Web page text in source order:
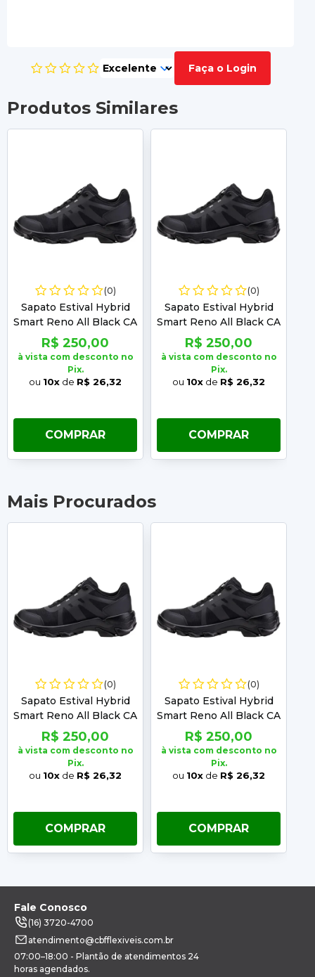
Faça o Login
Produtos Similares
(0)
Sapato Estival Hybrid
Smart Reno All Black CA
47823 Numero:38
R$ 250,00
à vista com desconto no
Pix.
ou 10x de R$ 26,32
COMPRAR
(0)
Sapato Estival Hybrid
Smart Reno All Black CA
47823 Numero:39
R$ 250,00
à vista com desconto no
Pix.
ou 10x de R$ 26,32
COMPRAR
Mais Procurados
(0)
Sapato Estival Hybrid
Smart Reno All Black CA
47823 Numero:38
R$ 250,00
à vista com desconto no
Pix.
ou 10x de R$ 26,32
COMPRAR
(0)
Sapato Estival Hybrid
Smart Reno All Black CA
47823 Numero:39
R$ 250,00
à vista com desconto no
Pix.
ou 10x de R$ 26,32
COMPRAR
Fale Conosco
(16) 3720-4700
atendimento@cbfflexiveis.com.br
07:00–18:00 - Plantão de atendimentos 24
horas agendados.